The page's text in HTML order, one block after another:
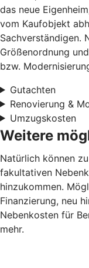
das neue
vom Kaufobjekt
Sachverständigen.
Größenordnung
bzw.
Gutachten
Renovierung &
Umzugskosten
Weitere
Natürlich können
fakultativen
hinzukommen.
Finanzierung, neu
Nebenkosten für
mehr.